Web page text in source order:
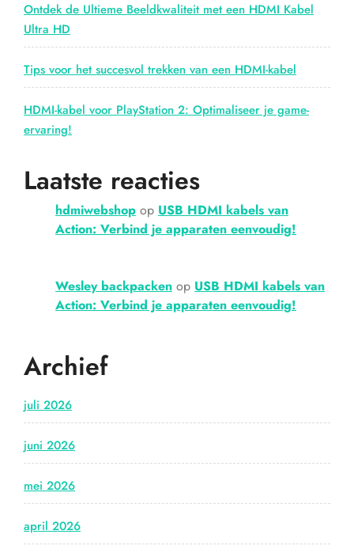
Ontdek de Ultieme Beeldkwaliteit met een HDMI Kabel
Ultra HD
Tips voor het succesvol trekken van een HDMI-kabel
HDMI-kabel voor PlayStation 2: Optimaliseer je game-
ervaring!
Laatste reacties
hdmiwebshop op USB HDMI kabels van
Action: Verbind je apparaten eenvoudig!
Wesley backpacken op USB HDMI kabels van
Action: Verbind je apparaten eenvoudig!
Archief
juli 2026
juni 2026
mei 2026
april 2026